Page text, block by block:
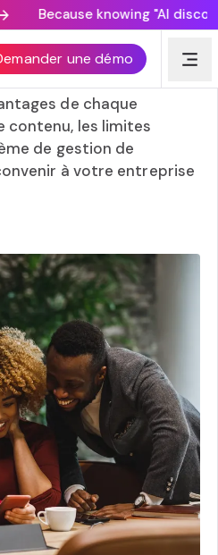
Because knowing "AI discovery
une démo
headless vs système de
de chaque
contenu, les limites
de gestion de
à votre entreprise